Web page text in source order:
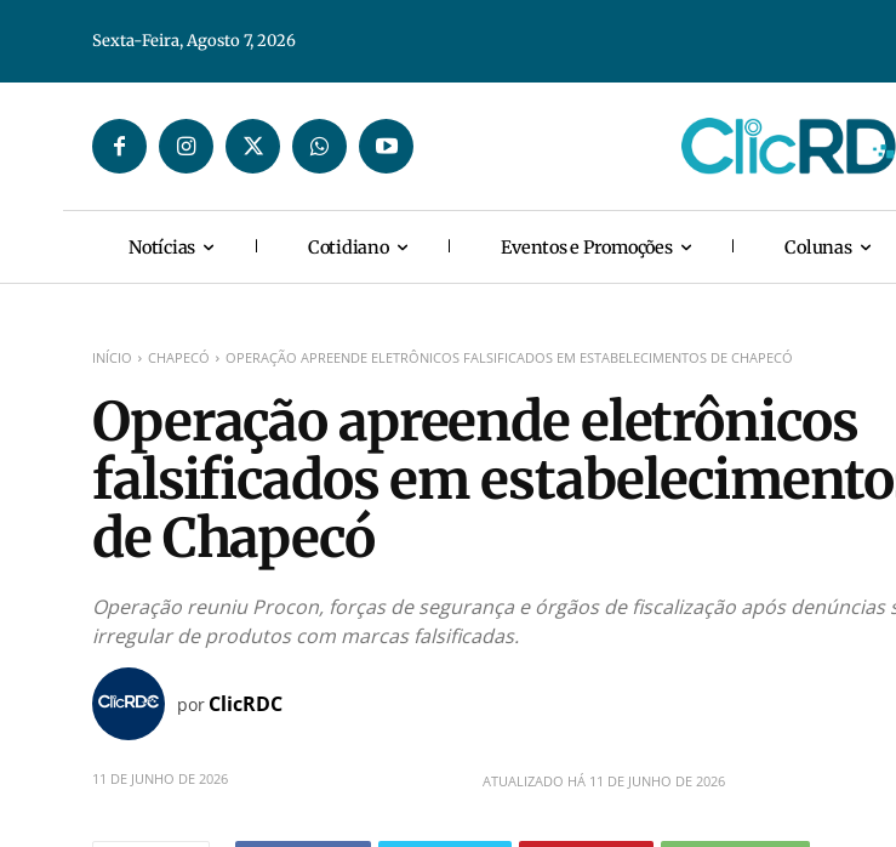
Sexta-Feira, Agosto 7, 2026
Notícias Cotidiano Eventos e Promoções Colunas
INÍCIO CHAPECÓ OPERAÇÃO APREENDE ELETRÔNICOS FALSIFICADOS EM ESTABELECIMENTOS DE CHAPECÓ
Operação apreende eletrônicos
falsificados em
de Chapecó
Operação reuniu Procon, forças de segurança e órgãos de fiscalização após
irregular de produtos com marcas falsificadas.
por ClicRDC
11 DE JUNHO DE 2026 ATUALIZADO HÁ 11 DE JUNHO DE 2026